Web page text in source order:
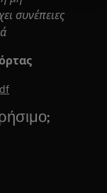
συνέπειες